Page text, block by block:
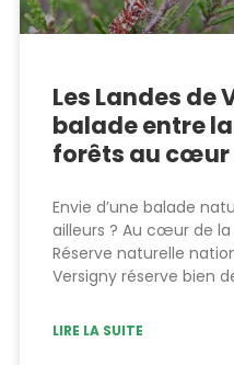
Les Landes de
balade entre
forêts au cœur
Envie d’une balade
ailleurs ? Au cœur de la
Réserve naturelle
Versigny réserve bien
LIRE LA SUITE